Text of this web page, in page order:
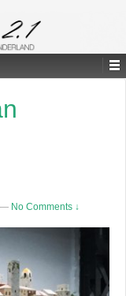
— No Comments ↓